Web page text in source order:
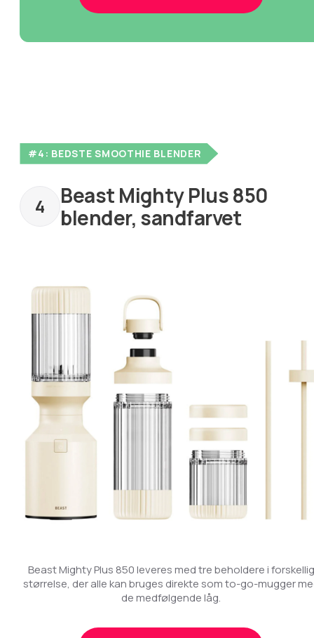
#4: BEDSTE SMOOTHIE BLENDER
Beast Mighty Plus 850
blender, sandfarvet
Beast Mighty Plus 850 leveres med tre beholdere i forskellig
størrelse, der alle kan bruges direkte som to-go-mugger
de medfølgende låg.